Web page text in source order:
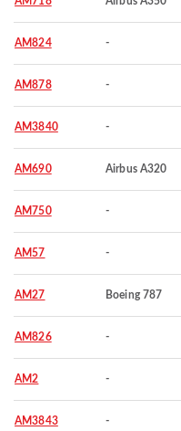
AM824 -
AM878 -
AM3840 -
AM690 Airbus A320
AM750 -
AM57 -
AM27 Boeing 787
AM826 -
AM2 -
AM3843 -